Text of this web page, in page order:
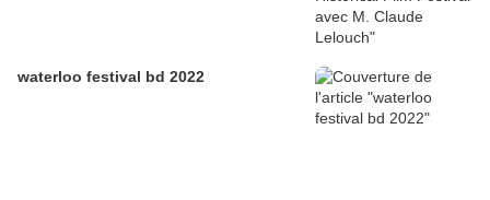
waterloo festival bd 2022